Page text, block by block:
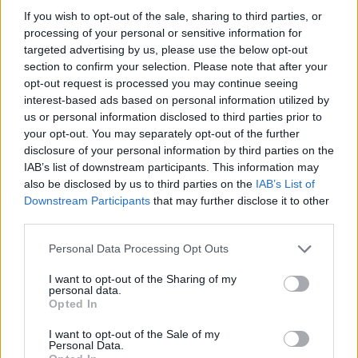
If you wish to opt-out of the sale, sharing to third parties, or
processing of your personal or sensitive information for
targeted advertising by us, please use the below opt-out
section to confirm your selection. Please note that after your
opt-out request is processed you may continue seeing
interest-based ads based on personal information utilized by
us or personal information disclosed to third parties prior to
your opt-out. You may separately opt-out of the further
disclosure of your personal information by third parties on the
IAB’s list of downstream participants. This information may
also be disclosed by us to third parties on the IAB’s List of
Downstream Participants that may further disclose it to other
Please note that this website/app uses one or more Google
not limited to your visit or usage behaviour. You may click to
grant or deny consent to Google and its third-party tags to
use your data for below specified purposes in below Google
consent section.
Personal Data Processing Opt Outs
I want to opt-out of the Sharing of my
personal data.
Opted In
I want to opt-out of the Sale of my
Personal Data.
Prima di cercare il prezzo, definire il fabbisogno
sostituire basici usurati, coprire un vuoto (ad
esempio abito versatile) o migliorare il comfort con
materiali più freschi. Usare filtri per taglia, materiale
e colore, poi ordinare perrilevanzainvece che per
sconto massimo, così da mantenere qualità e
coerenza. Confrontare 2-3 alternative per ogni
ruolo del guardaroba evita duplicati.
Controllare sempre foto in luce naturale, dettagli di
manutenzione, misure). Prediligere capi lavabili a
casa per un’estate senza complicazioni. Inserire nel
budget una piccola quota per eventuali micro-
affare in un capo davvero su misura. Il risparmio